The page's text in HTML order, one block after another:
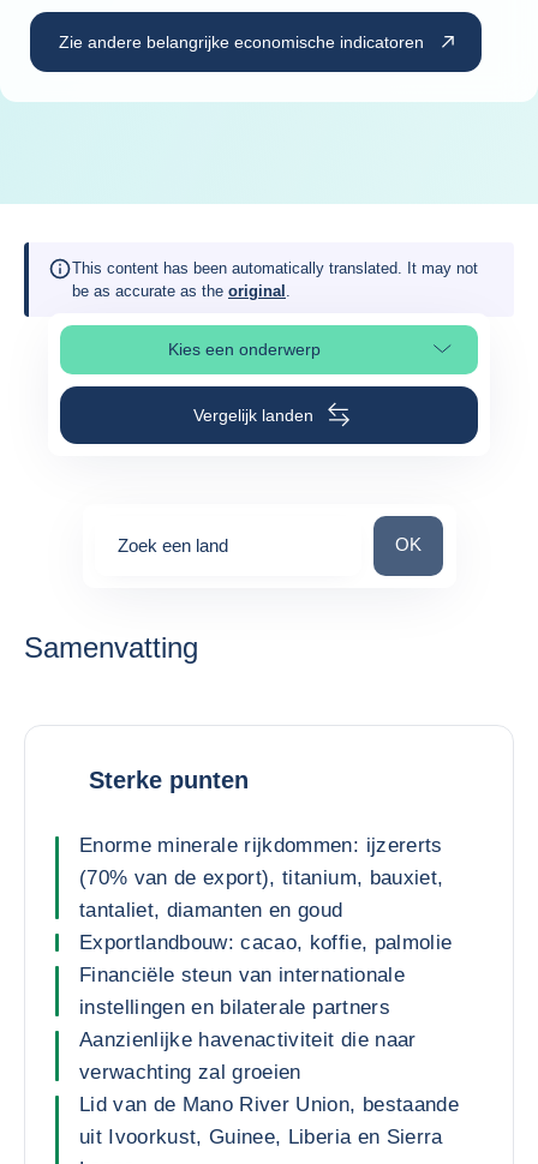
Zie andere belangrijke economische indicatoren
This content has been automatically translated. It may not
be as accurate as the original .
Kies een onderwerp
Selecteer paginasectie
Vergelijk landen
Zoek een land Zoek een land
OK
Samenvatting
Sterke punten
Enorme minerale rijkdommen: ijzererts
(70% van de export), titanium, bauxiet,
tantaliet, diamanten en goud
Exportlandbouw: cacao, koffie, palmolie
Financiële steun van internationale
instellingen en bilaterale partners
Aanzienlijke havenactiviteit die naar
verwachting zal groeien
Lid van de Mano River Union, bestaande
uit Ivoorkust, Guinee, Liberia en Sierra